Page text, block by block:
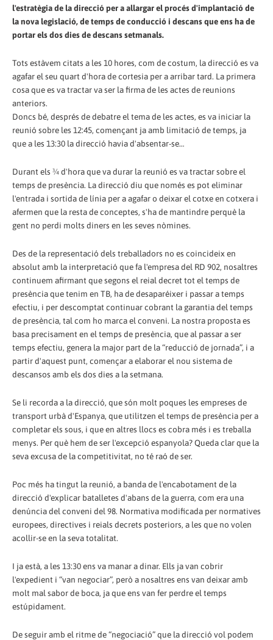
l'estratègia de la direcció per a allargar el procés d'implantació de
la nova legislació, de temps de conducció i descans que ens ha de
portar els dos dies de descans setmanals.
Tots estàvem citats a les 10 hores, com de costum, la direcció es va
agafar el seu quart d'hora de cortesia per a arribar tard. La primera
cosa que es va tractar va ser la firma de les actes de reunions
anteriors.
Doncs bé, després de debatre el tema de les actes, es va iniciar la
reunió sobre les 12:45, començant ja amb limitació de temps, ja
que a les 13:30 la direcció havia d'absentar-se…
Durant els ¾ d'hora que va durar la reunió es va tractar sobre el
temps de presència. La direcció diu que només es pot eliminar
l'entrada i sortida de línia per a agafar o deixar el cotxe en cotxera i
afermen que la resta de conceptes, s'ha de mantindre perquè la
gent no perdi molts diners en les seves nòmines.
Des de la representació dels treballadors no es coincideix en
absolut amb la interpretació que fa l'empresa del RD 902, nosaltres
continuem afirmant que segons el reial decret tot el temps de
presència que tenim en TB, ha de desaparéixer i passar a temps
efectiu, i per descomptat continuar cobrant la garantia del temps
de presència, tal com ho marca el conveni. La nostra proposta es
basa precisament en el temps de presència, que al passar a ser
temps efectiu, genera la major part de la “reducció de jornada”, i a
partir d'aquest punt, començar a elaborar el nou sistema de
descansos amb els dos dies a la setmana.
Se li recorda a la direcció, que són molt poques les empreses de
transport urbà d'Espanya, que utilitzen el temps de presència per a
completar els sous, i que en altres llocs es cobra més i es treballa
menys. Per què hem de ser l'excepció espanyola? Queda clar que la
seva excusa de la competitivitat, no té raó de ser.
Poc més ha tingut la reunió, a banda de l'encabotament de la
direcció d'explicar batalletes d'abans de la guerra, com era una
denúncia del conveni del 98. Normativa modificada per normatives
europees, directives i reials decrets posteriors, a les que no volen
acollir-se en la seva totalitat.
I ja està, a les 13:30 ens va manar a dinar. Ells ja van cobrir
l'expedient i “van negociar”, però a nosaltres ens van deixar amb
molt mal sabor de boca, ja que ens van fer perdre el temps
estúpidament.
De seguir amb el ritme de “negociació” que la direcció vol podem